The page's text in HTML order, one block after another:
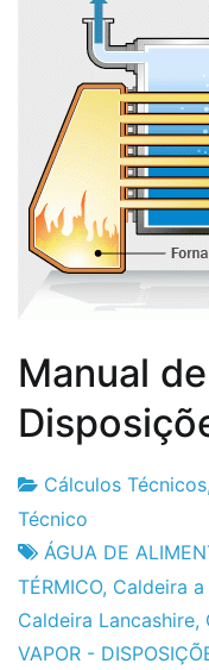
Manual
Fabrica
do
Projeto
23
de
Abril
de
2010
Cálculos Técnicos,
Técnico
ÁGUA DE
TÉRMICO, Caldeira
Caldeira Lancashire,
VAPOR -